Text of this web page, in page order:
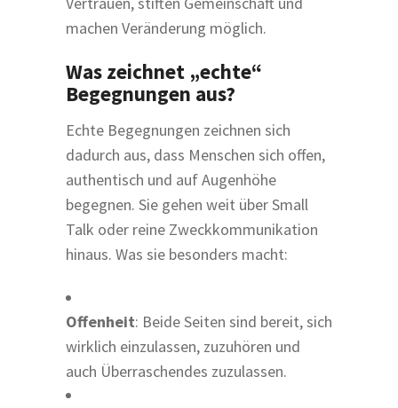
machen Veränderung möglich.
Was zeichnet „echte“
Begegnungen aus?
Echte Begegnungen zeichnen sich
dadurch aus, dass Menschen sich offen,
authentisch und auf Augenhöhe
begegnen. Sie gehen weit über Small
Talk oder reine Zweckkommunikation
hinaus. Was sie besonders macht:
Offenheit: Beide Seiten sind bereit, sich
wirklich einzulassen, zuzuhören und
auch Überraschendes zuzulassen.